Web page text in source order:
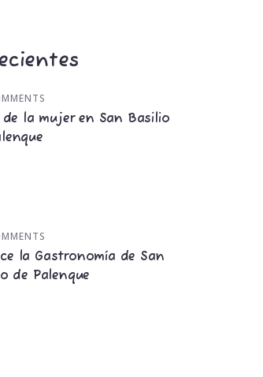
de la mujer en San Basilio
la Gastronomía de San
de Palenque